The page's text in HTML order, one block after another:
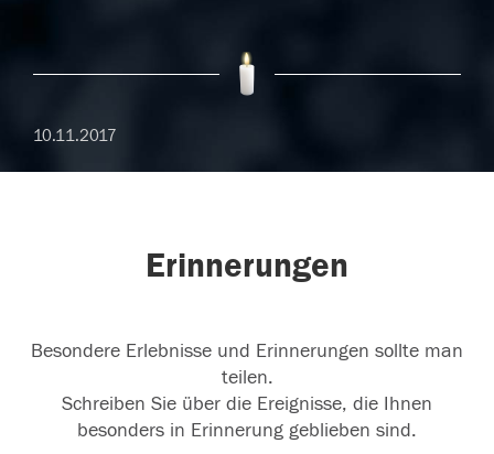
10.11.2017
Erinnerungen
Besondere Erlebnisse und Erinnerungen sollte man
teilen.
Schreiben Sie über die Ereignisse, die Ihnen
besonders in Erinnerung geblieben sind.